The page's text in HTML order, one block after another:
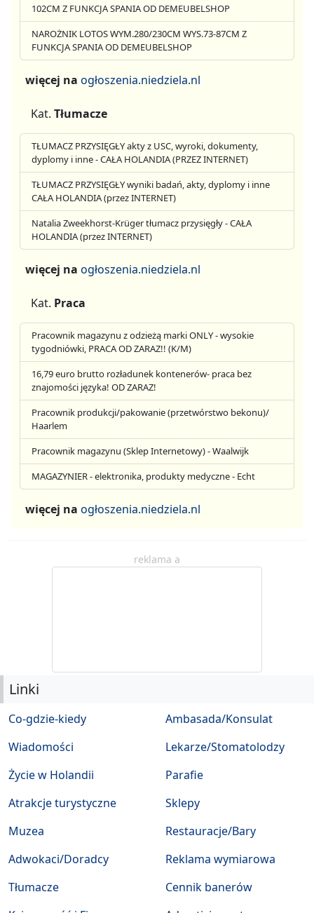
102CM Z FUNKCJA SPANIA OD DEMEUBELSHOP
NAROŻNIK LOTOS WYM.280/230CM WYS.73-87CM Z
FUNKCJA SPANIA OD DEMEUBELSHOP
więcej na ogłoszenia.niedziela.nl
Kat. Tłumacze
TŁUMACZ PRZYSIĘGŁY akty z USC, wyroki, dokumenty,
dyplomy i inne - CAŁA HOLANDIA (PRZEZ INTERNET)
TŁUMACZ PRZYSIĘGŁY wyniki badań, akty, dyplomy i inne
CAŁA HOLANDIA (przez INTERNET)
Natalia Zweekhorst-Krüger tłumacz przysięgły - CAŁA
HOLANDIA (przez INTERNET)
więcej na ogłoszenia.niedziela.nl
Kat. Praca
Pracownik magazynu z odzieżą marki ONLY - wysokie
tygodniówki, PRACA OD ZARAZ!! (K/M)
16,79 euro brutto rozładunek kontenerów- praca bez
znajomości języka! OD ZARAZ!
Pracownik produkcji/pakowanie (przetwórstwo bekonu)/
Haarlem
Pracownik magazynu (Sklep Internetowy) - Waalwijk
MAGAZYNIER - elektronika, produkty medyczne - Echt
więcej na ogłoszenia.niedziela.nl
reklama a
Linki
Co-gdzie-kiedy
Wiadomości
Życie w Holandii
Atrakcje turystyczne
Muzea
Ambasada/Konsulat
Lekarze/Stomatolodzy
Parafie
Sklepy
Restauracje/Bary
Adwokaci/Doradcy
Tłumacze
Reklama wymiarowa
Cennik banerów